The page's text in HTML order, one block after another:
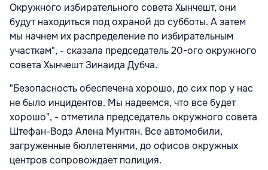
Окружного избирательного совета Хынчешт, они
будут находиться под охраной до субботы. А затем
мы начнем их распределение по избирательным
участкам", - сказала председатель 20-ого окружного
совета Хынчешт Зинаида Дубча.
"Безопасность обеспечена хорошо, до сих пор у нас
не было инцидентов. Мы надеемся, что все будет
хорошо", - отметила председатель окружного совета
Штефан-Водэ Алена Мунтян. Все автомобили,
загруженные бюллетенями, до офисов окружных
центров сопровождает полиция.